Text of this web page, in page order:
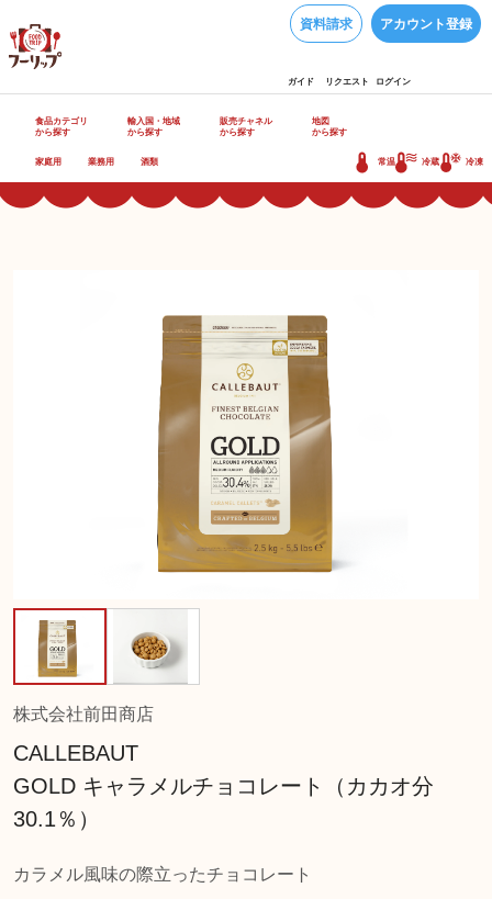
資料請求 アカウント登録
ガイド リクエスト ログイン
食品カテゴリ
から探す
輸入国・地域
から探す
販売チャネル
から探す
地図
から探す
家庭用 業務用 酒類 常温 冷蔵 冷凍
株式会社前田商店
CALLEBAUT
GOLD キャラメルチョコレート（カカオ分
30.1％）
カラメル風味の際立ったチョコレート